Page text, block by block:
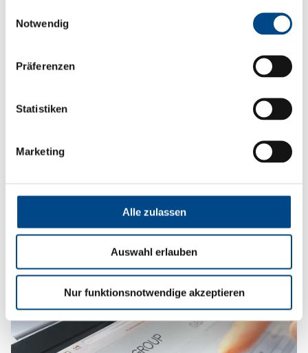
Notwendig
Präferenzen
Statistiken
Marketing
Alle zulassen
Auswahl erlauben
Nur funktionsnotwendige akzeptieren
am Tag online Probenbehälter bestellen,
Probenabholungen beauftragen und Analyseaufträge
platzieren.